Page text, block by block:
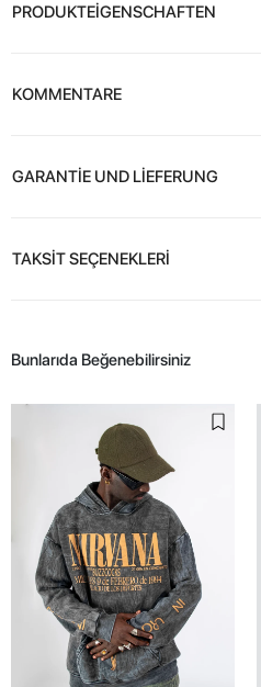
TAKSİT SEÇENEKLERİ
Yıkamalı Siyah Nirvana Sırt Baskılı
Unisex Oversize Hoodie
1.399,90 TL